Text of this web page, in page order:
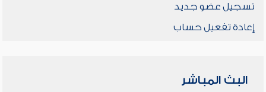
تسجيل عضو جديد
إعادة تفعيل حساب
البث المباشر